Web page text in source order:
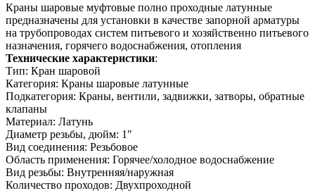
Краны шаровые муфтовые полно проходные латунные
предназначены для установки в качестве запорной арматуры
на трубопроводах систем питьевого и хозяйственно питьевого
назначения, горячего водоснабжения, отопления
Технические характеристики:
Тип: Кран шаровой
Категория: Краны шаровые латунные
Подкатегория: Краны, вентили, задвижки, затворы, обратные
клапаны
Материал: Латунь
Диаметр резьбы, дюйм: 1″
Вид соединения: Резьбовое
Область применения: Горячее/холодное водоснабжение
Вид резьбы: Внутренняя/наружная
Количество проходов: Двухпроходной